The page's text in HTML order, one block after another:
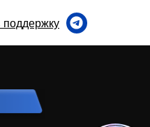
поддержку 160к